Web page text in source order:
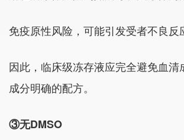
免疫原性风险，可能引发受者不良反
因此，临床级冻存液应完全避免血清
成分明确的配方。
③无DMSO